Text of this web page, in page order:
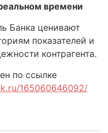
времени
Банка ценивают
показателей и
контрагента.
по ссылке
165060646092/